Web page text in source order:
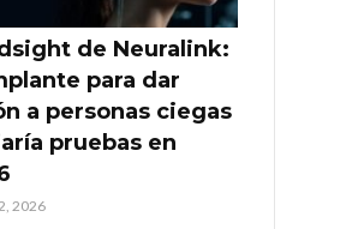
de Neuralink:
para dar
a personas ciegas
pruebas en
2026